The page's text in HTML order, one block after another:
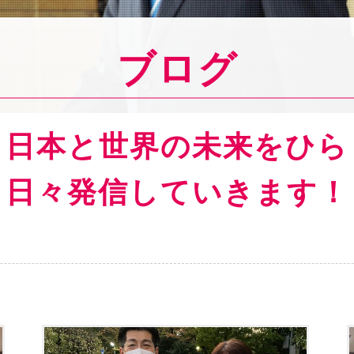
ブログ
本と世界の未来をひ
日々発信していきます！